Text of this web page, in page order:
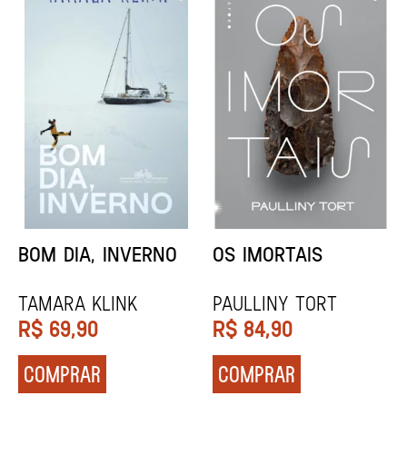
ORIXÁS
REGINALDO PRANDI
R$ 79,90
COMPRAR
ORAÇÃO PARA
Socorro Acioli
R$ 74,90
COMPRAR